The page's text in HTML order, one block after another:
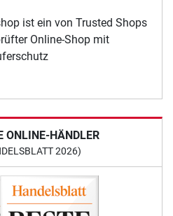
ist ein von Trusted Shops
Online-Shop mit
ONLINE-HÄNDLER
2026)